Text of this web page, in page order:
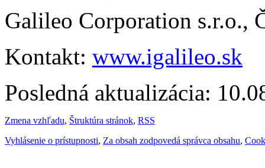
Galileo Corporation s.r.o.,
Kontakt: www.igalileo.sk
Posledná aktualizácia:
Zmena vzhľadu, Štruktúra stránok, RSS
Vyhlásenie o prístupnosti, Za obsah zodpovedá správca obsahu,